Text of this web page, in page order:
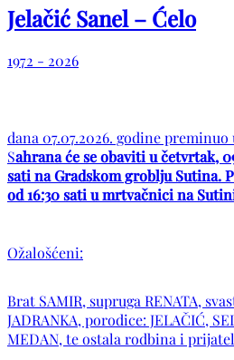
Jelačić Sanel – Ćelo
1972 - 2026
dana 07.07.2026. godine
Sahrana će se obaviti u četvrtak,
sati na Gradskom groblju Sutina.
od 16:30 sati u mrtvačnici na
Ožalošćeni:
Brat SAMIR, supruga RENATA,
JADRANKA, porodice: JELAČIĆ,
MEDAN, te ostala rodbina i